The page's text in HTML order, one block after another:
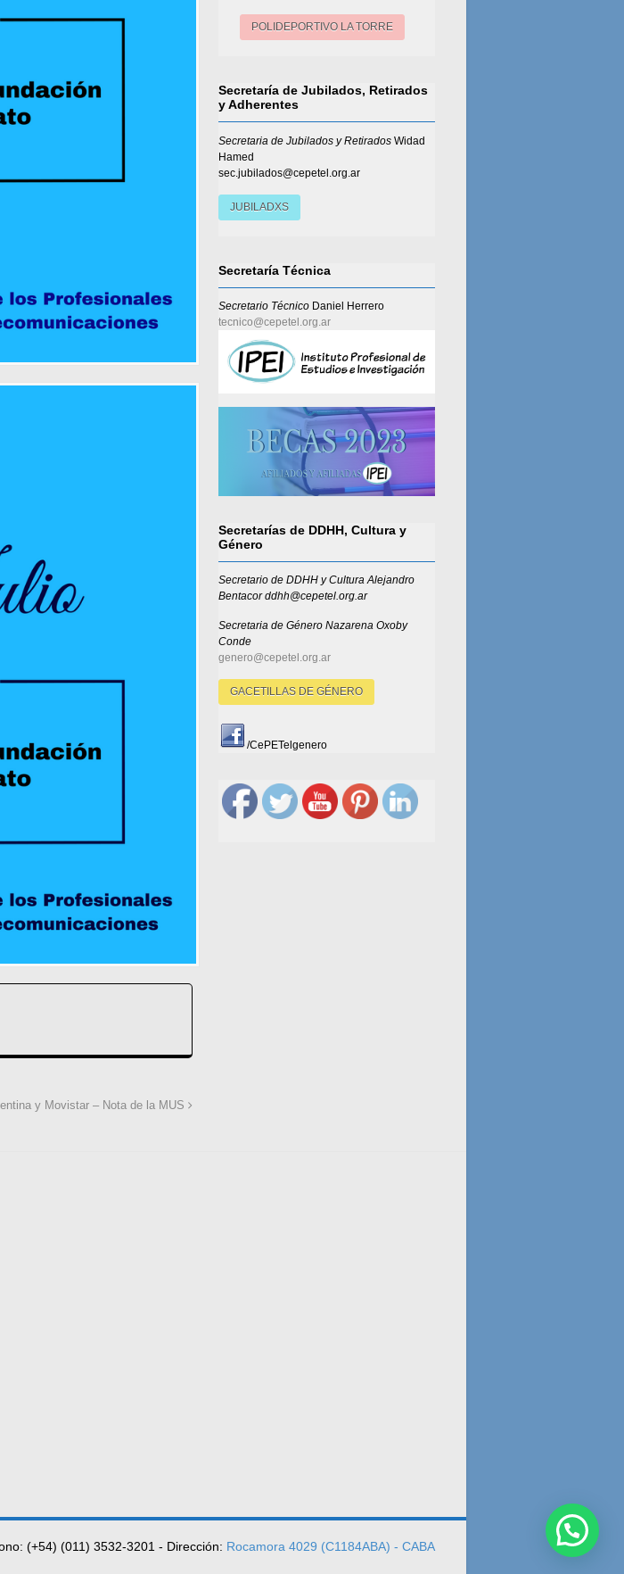
y Movistar – Nota de la MUS
POLIDEPORTIVO LA TORRE
Secretaría de Jubilados, Retirados
y Adherentes
Secretaria de Jubilados y Retirados Widad
Hamed
sec.jubilados@cepetel.org.ar
JUBILADXS
Secretaría Técnica
Secretario Técnico Daniel Herrero
tecnico@cepetel.org.ar
Secretarías de DDHH, Cultura y
Género
Secretario de DDHH y Cultura Alejandro
Bentacor ddhh@cepetel.org.ar
Secretaria de GéneroNazarena Oxoby
Conde
genero@cepetel.org.ar
GACETILLAS DE GÉNERO
/CePETelgenero
(+54) (011) 3532-3201 - Dirección: Rocamora 4029 (C1184ABA) - CABA